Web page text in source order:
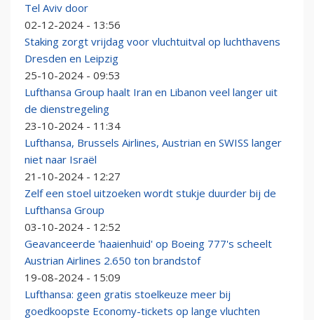
Tel Aviv door
02-12-2024 - 13:56
Staking zorgt vrijdag voor vluchtuitval op luchthavens
Dresden en Leipzig
25-10-2024 - 09:53
Lufthansa Group haalt Iran en Libanon veel langer uit
de dienstregeling
23-10-2024 - 11:34
Lufthansa, Brussels Airlines, Austrian en SWISS langer
niet naar Israël
21-10-2024 - 12:27
Zelf een stoel uitzoeken wordt stukje duurder bij de
Lufthansa Group
03-10-2024 - 12:52
Geavanceerde 'haaienhuid' op Boeing 777's scheelt
Austrian Airlines 2.650 ton brandstof
19-08-2024 - 15:09
Lufthansa: geen gratis stoelkeuze meer bij
goedkoopste Economy-tickets op lange vluchten